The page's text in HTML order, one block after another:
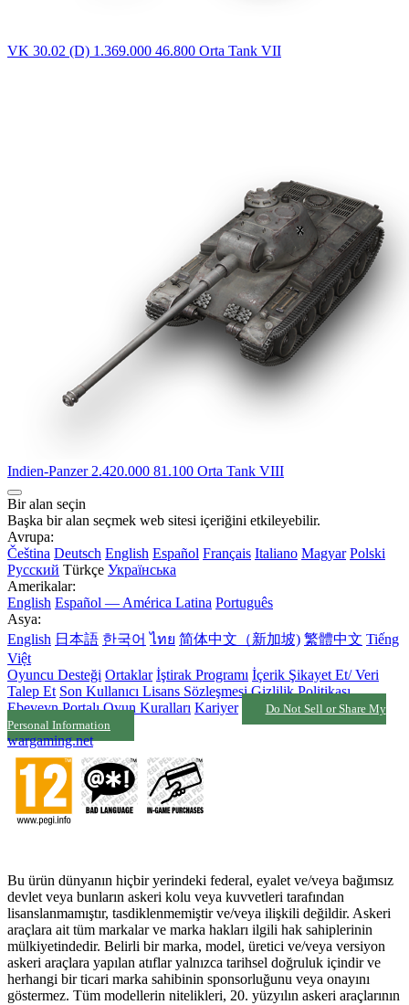
VK 30.02 (D) 1.369.000 46.800 Orta Tank VII
Indien-Panzer 2.420.000 81.100 Orta Tank VIII
Bir alan seçin
Başka bir alan seçmek web sitesi içeriğini etkileyebilir.
Avrupa:
Čeština Deutsch English Español Français Italiano Magyar Polski
Русский Türkçe Українська
Amerikalar:
English Español — América Latina Português
Asya:
English 日本語 한국어 ไทย 简体中文（新加坡) 繁體中文 Tiếng
Việt
Oyuncu Desteği Ortaklar İştirak Programı İçerik Şikayet Et/ Veri
Talep Et Son Kullanıcı Lisans Sözleşmesi Gizlilik Politikası
Ebeveyn Portalı Oyun Kuralları Kariyer
Do Not Sell or Share My
Personal Information
wargaming.net
Bu ürün dünyanın hiçbir yerindeki federal, eyalet ve/veya bağımsız
devlet veya bunların askeri kolu veya kuvvetleri tarafından
lisanslanmamıştır, tasdiklenmemiştir ve/veya ilişkili değildir. Askeri
araçlara ait tüm markalar ve marka hakları ilgili hak sahiplerinin
mülkiyetindedir. Belirli bir marka, model, üretici ve/veya versiyon
askeri araçlara yapılan atıflar yalnızca tarihsel doğruluk içindir ve
herhangi bir ticari marka sahibinin sponsorluğunu veya onayını
göstermez. Tüm modellerin nitelikleri, 20. yüzyılın askeri araçlarının